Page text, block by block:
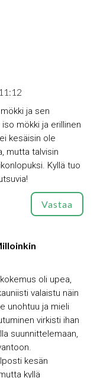
ja sen
mökki ja erillinen
kesäisin ole
mutta talvisin
Kyllä tuo
Vastaa
oli upea,
valaistu näin
unohtuu ja mieli
virkisti ihan
suunnittelemaan,
kesän
kyllä